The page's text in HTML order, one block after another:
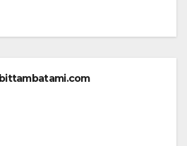
bittambatami.com